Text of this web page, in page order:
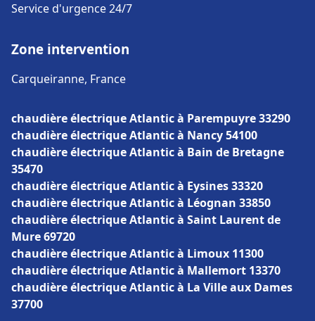
Service d'urgence 24/7
Zone intervention
Carqueiranne, France
chaudière électrique Atlantic à Parempuyre 33290
chaudière électrique Atlantic à Nancy 54100
chaudière électrique Atlantic à Bain de Bretagne
35470
chaudière électrique Atlantic à Eysines 33320
chaudière électrique Atlantic à Léognan 33850
chaudière électrique Atlantic à Saint Laurent de
Mure 69720
chaudière électrique Atlantic à Limoux 11300
chaudière électrique Atlantic à Mallemort 13370
chaudière électrique Atlantic à La Ville aux Dames
37700